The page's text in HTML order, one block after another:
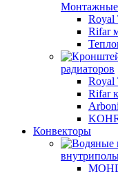
Монтажные
Royal
Rifar
радиаторов
Royal
Rifar
Конвекторы